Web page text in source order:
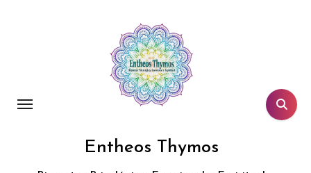
Entheos Thymos